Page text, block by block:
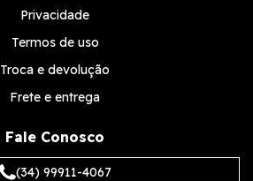
Privacidade
Termos de uso
Troca e devolução
Frete e entrega
Fale Conosco
(34) 99911-4067